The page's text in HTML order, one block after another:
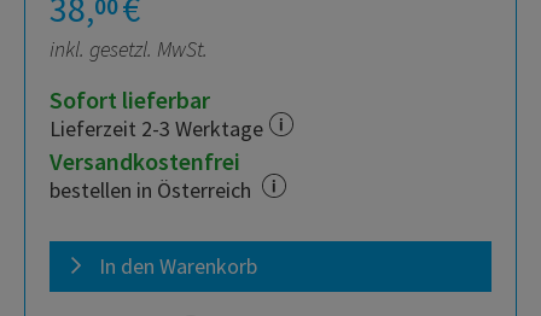
00
inkl. gesetzl. MwSt.
Sofort lieferbar
Lieferzeit 2-3 Werktage
Versandkostenfrei
bestellen in Österreich
In den Warenkorb